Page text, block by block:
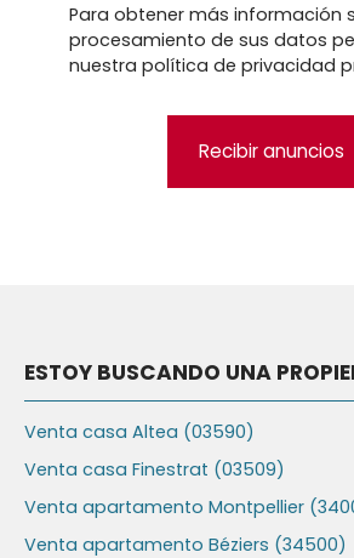
Para obtener más información
procesamiento de sus datos
nuestra política de privacidad
Recibir anuncios
ESTOY BUSCANDO UNA
Venta casa Altea (03590)
Venta casa Finestrat (03509)
Venta apartamento Montpellier
Venta apartamento Béziers (34500)